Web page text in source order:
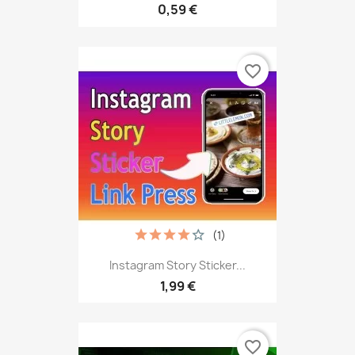
0,59 €
Instagram Story Sticker...
1,99 €
(1)
favorite_border
favorite_border